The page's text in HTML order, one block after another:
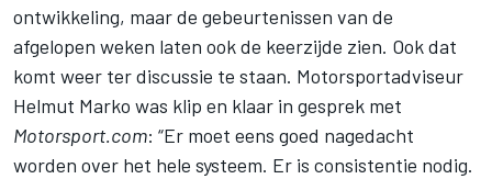
ontwikkeling, maar de gebeurtenissen van de
afgelopen weken laten ook de keerzijde zien. Ook dat
komt weer ter discussie te staan. Motorsportadviseur
Helmut Marko was klip en klaar in gesprek met
Motorsport.com: “Er moet eens goed nagedacht
worden over het hele systeem. Er is consistentie nodig.